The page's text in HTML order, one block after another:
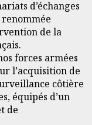
d’échanges
renommée
de la
forces armées
l’acquisition de
côtière
équipés d’un
de